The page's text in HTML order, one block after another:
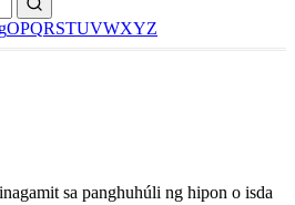
OPQRSTUVWXYZ
sa panghuhúli ng hipon o isda